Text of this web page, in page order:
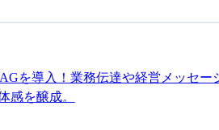
を導入！業務伝達や経営メッセー
感を醸成。